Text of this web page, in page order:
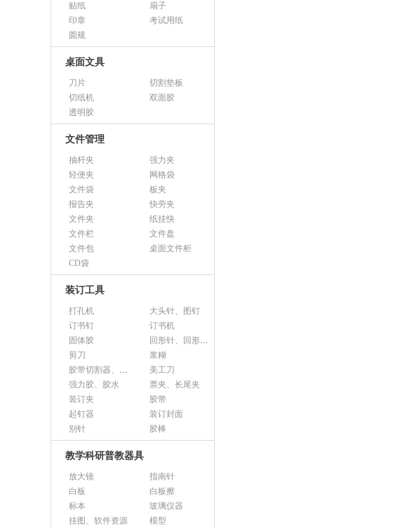
贴纸
扇子
印章
考试用纸
圆规
桌面文具
刀片
切割垫板
切纸机
双面胶
透明胶
文件管理
抽杆夹
强力夹
轻便夹
网格袋
文件袋
板夹
报告夹
快劳夹
文件夹
纸挂快
文件栏
文件盘
文件包
桌面文件柜
CD袋
装订工具
打孔机
大头针、图钉
订书钉
订书机
固体胶
回形针、回形针盒
剪刀
浆糊
胶带切割器、胶带座、封箱器
美工刀
强力胶、胶水
票夹、长尾夹
装订夹
胶带
起钉器
装订封面
别针
胶棒
教学科研普教器具
放大镜
指南针
白板
白板擦
标本
玻璃仪器
挂图、软件资源
模型